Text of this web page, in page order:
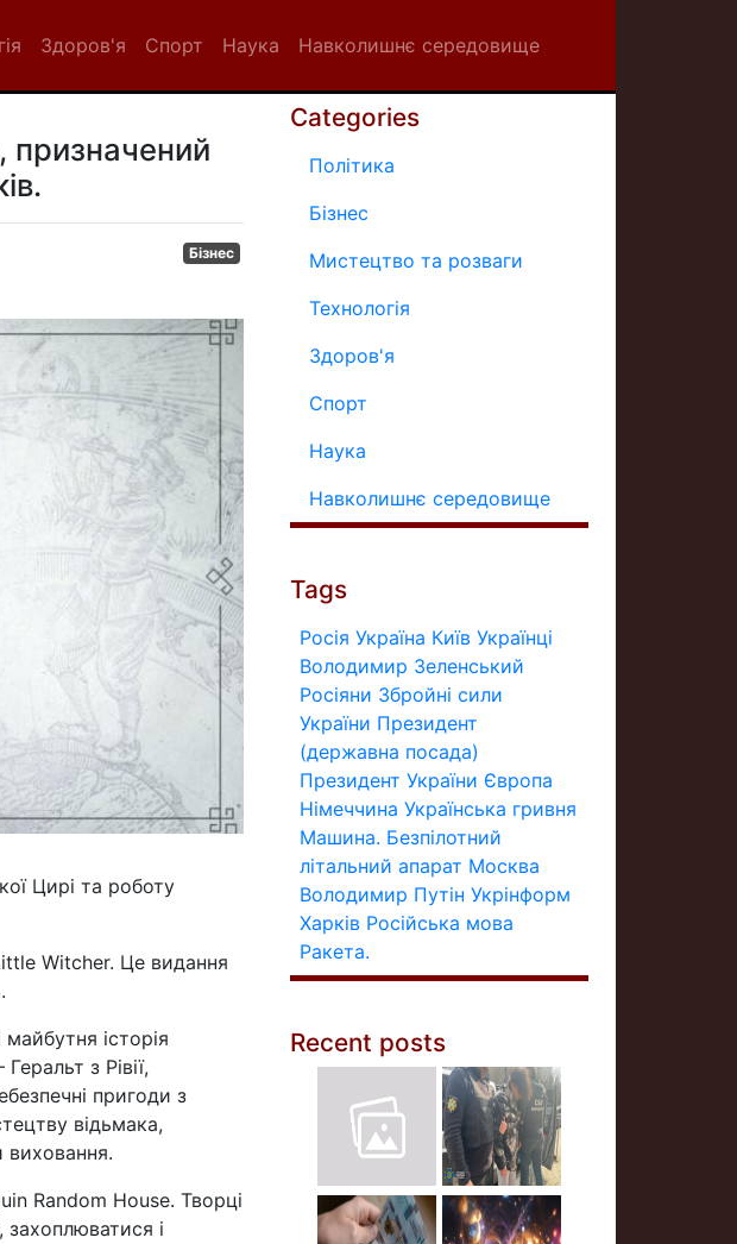
Здоров'я Спорт Наука Навколишнє середовище
призначений
Бізнес
Цирі та роботу
Witcher. Це видання
історія
з Рівії,
пригоди з
відьмака,
Random House. Творці
захоплюватися і
Categories
Політика
Бізнес
Мистецтво та розваги
Технологія
Здоров'я
Спорт
Наука
Навколишнє середовище
Tags
Росія Україна Київ Українці
Володимир Зеленський
Росіяни Збройні сили
України Президент
(державна посада)
Президент України Європа
Німеччина Українська гривня
Машина. Безпілотний
літальний апарат Москва
Володимир Путін Укрінформ
Харків Російська мова
Ракета.
Recent posts